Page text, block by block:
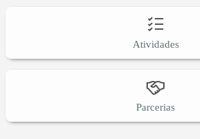
Atividades
Parcerias